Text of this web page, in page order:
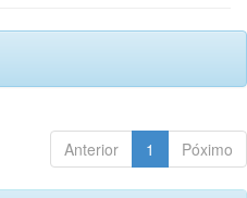
Anterior 1 Póximo